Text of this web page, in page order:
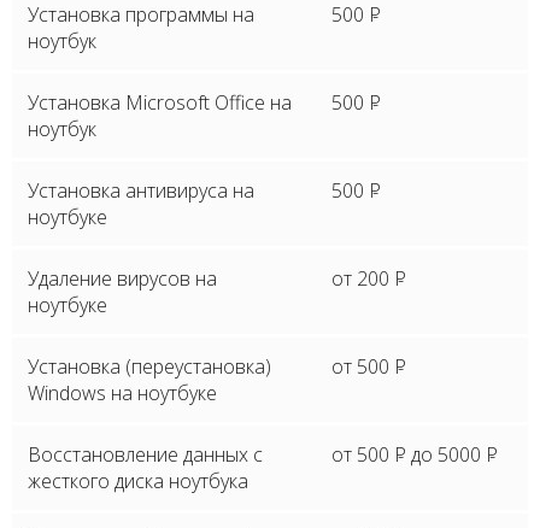
Установка программы на
ноутбук
500 P
Установка Microsoft Office на
ноутбук
500 P
Установка антивируса на
ноутбуке
500 P
Удаление вирусов на
ноутбуке
от 200 P
Установка (переустановка)
Windows на ноутбуке
от 500 P
Восстановление данных с
жесткого диска ноутбука
от 500 P до 5000 P